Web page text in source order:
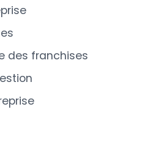
des franchises